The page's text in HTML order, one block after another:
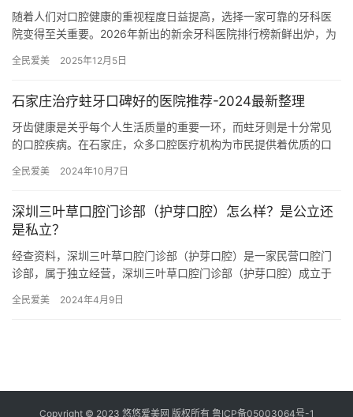
随着人们对口腔健康的重视程度日益提高，选择一家可靠的牙科医
院变得至关重要。2026年新出的新余牙科医院排行榜新鲜出炉，为
上…
全民爱美 2025年12月5日
石家庄治疗蛀牙口碑好的医院推荐-2024最新整理
牙齿健康是关乎每个人生活质量的重要一环，而蛀牙则是十分常见
的口腔疾病。在石家庄，众多口腔医疗机构为市民提供着优质的口
口碑较…
全民爱美 2024年10月7日
深圳三叶草口腔门诊部（护芽口腔）怎么样？是公立还
是私立？
经查资料，深圳三叶草口腔门诊部（护芽口腔）是一家民营口腔门
诊部，属于独立经营，深圳三叶草口腔门诊部（护芽口腔）成立于
全民爱美 2024年4月9日
Copyright © 2023 悠悠爱美网 版权所有 鲁ICP备05003064号-1